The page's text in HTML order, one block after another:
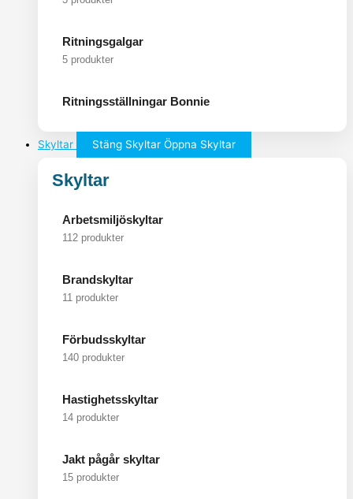
Ritningsgalgar
5 produkter
Ritningsställningar Bonnie
Skyltar Stäng Skyltar Öppna Skyltar
Skyltar
Arbetsmiljöskyltar
112 produkter
Brandskyltar
11 produkter
Förbudsskyltar
140 produkter
Hastighetsskyltar
14 produkter
Jakt pågår skyltar
15 produkter